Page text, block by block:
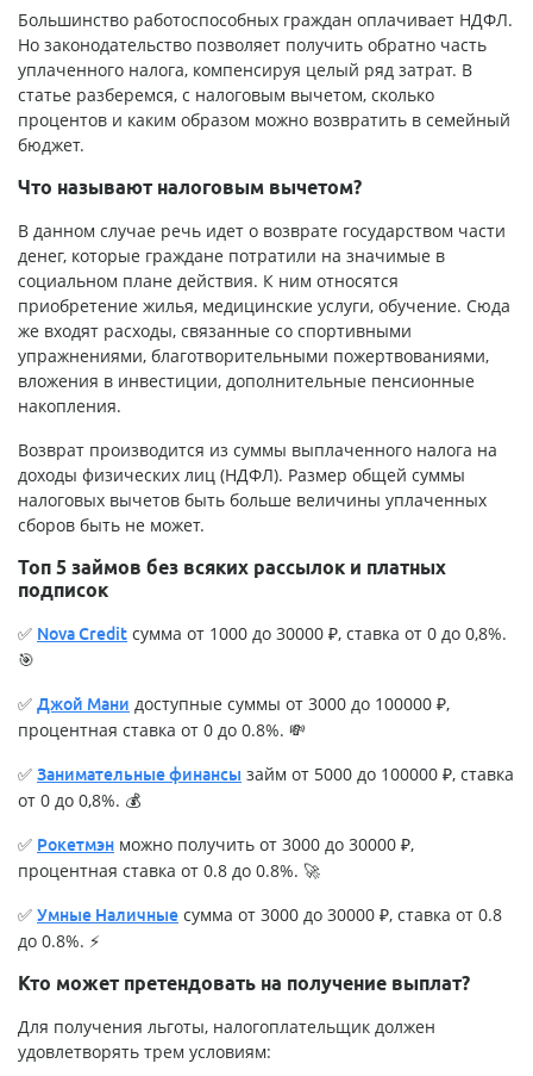
Большинство работоспособных граждан оплачивает НДФЛ.
Но законодательство позволяет получить обратно часть
уплаченного налога, компенсируя целый ряд затрат. В
статье разберемся, с налоговым вычетом, сколько
процентов и каким образом можно возвратить в семейный
бюджет.
Что называют налоговым вычетом?
В данном случае речь идет о возврате государством части
денег, которые граждане потратили на значимые в
социальном плане действия. К ним относятся
приобретение жилья, медицинские услуги, обучение. Сюда
же входят расходы, связанные со спортивными
упражнениями, благотворительными пожертвованиями,
вложения в инвестиции, дополнительные пенсионные
накопления.
Возврат производится из суммы выплаченного налога на
доходы физических лиц (НДФЛ). Размер общей суммы
налоговых вычетов быть больше величины уплаченных
сборов быть не может.
Топ 5 займов без всяких рассылок и платных
подписок
✅ Nova Credit сумма от 1000 до 30000 ₽, ставка от 0 до 0,8%.
🎯
✅ Джой Мани доступные суммы от 3000 до 100000 ₽,
процентная ставка от 0 до 0.8%. 💸
✅ Занимательные финансы займ от 5000 до 100000 ₽, ставка
от 0 до 0,8%. 💰
✅ Рокетмэн можно получить от 3000 до 30000 ₽,
процентная ставка от 0.8 до 0.8%. 🚀
✅ Умные Наличные сумма от 3000 до 30000 ₽, ставка от 0.8
до 0.8%. ⚡
Кто может претендовать на получение выплат?
Для получения льготы, налогоплательщик должен
удовлетворять трем условиям: